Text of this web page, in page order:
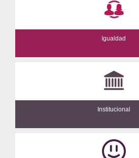
Igualdad
Institucional